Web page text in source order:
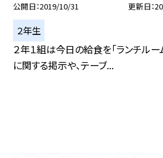
公開日 2019/10/31 更新日
２年生
２年１組は今日の給食を「ランチルー
に関する掲示や、テーブ...